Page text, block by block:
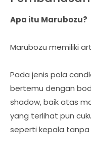
Apa itu Marubozu?
Marubozu memiliki
Pada jenis pola
bertemu dengan
shadow, baik atas
yang terlihat pun
seperti kepala